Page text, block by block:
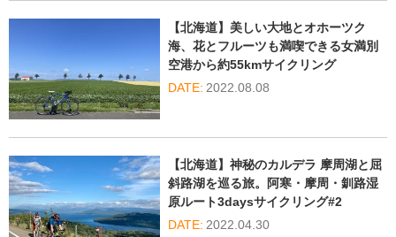
【北海道】美しい大地とオホーツク
海、花とフルーツも満喫できる女満別
空港から約55kmサイクリング
2022.08.08
【北海道】神秘のカルデラ 摩周湖と屈
斜路湖を巡る旅。阿寒・摩周・釧路湿
原ルート3daysサイクリング#2
2022.04.30